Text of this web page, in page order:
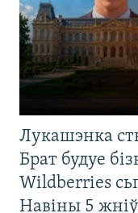
Лукашэнка
Брат будуе
Wildberries
Навіны 5